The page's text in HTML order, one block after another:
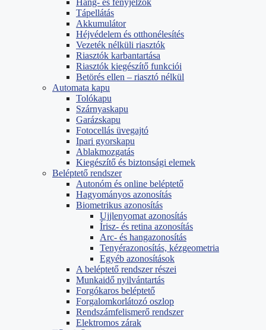
Hang- és fényjelzők
Tápellátás
Akkumulátor
Héjvédelem és otthonélesítés
Vezeték nélküli riasztók
Riasztók karbantartása
Riasztók kiegészítő funkciói
Betörés ellen – riasztó nélkül
Automata kapu
Tolókapu
Szárnyaskapu
Garázskapu
Fotocellás üvegajtó
Ipari gyorskapu
Ablakmozgatás
Kiegészítő és biztonsági elemek
Beléptető rendszer
Autonóm és online beléptető
Hagyományos azonosítás
Biometrikus azonosítás
Ujjlenyomat azonosítás
Írisz- és retina azonosítás
Arc- és hangazonosítás
Tenyérazonosítás, kézgeometria
Egyéb azonosítások
A beléptető rendszer részei
Munkaidő nyilvántartás
Forgókaros beléptető
Forgalomkorlátozó oszlop
Rendszámfelismerő rendszer
Elektromos zárak